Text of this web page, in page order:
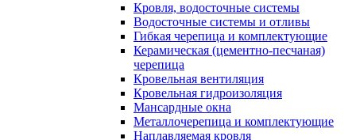
Кровля, водосточные системы
Водосточные системы и отливы
Гибкая черепица и комплектующие
Керамическая (цементно-песчаная)
черепица
Кровельная вентиляция
Кровельная гидроизоляция
Мансардные окна
Металлочерепица и комплектующие
Наплавляемая кровля